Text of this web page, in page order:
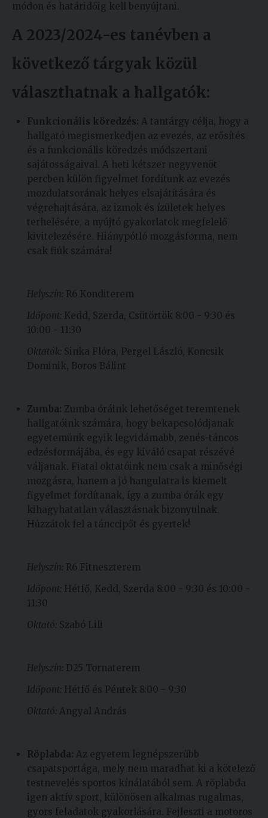
módon és határidőig kell benyújtani.
A 2023/2024-es tanévben a
következő tárgyak közül
választhatnak a hallgatók:
Funkcionális köredzés: A tantárgy célja, hogy a
hallgató megismerkedjen az evezés, az erősítés
és a funkcionális köredzés módszertani
sajátosságaival. A heti kétszer negyvenöt
percben külön figyelmet fordítunk az evezés
mozdulatsorának helyes elsajátítására és
végrehajtására, az izmok és ízületek helyes
terhelésére, a nyújtó gyakorlatok megfelelő
kivitelezésére. Hiánypótló mozgásforma, nem
csak fiúk számára!
Helyszín: R6 Konditerem
Időpont: Kedd, Szerda, Csütörtök 8:00 - 9:30 és
10:00 - 11:30
Oktatók: Sinka Flóra, Pergel László, Koncsik
Dominik, Boros Bálint
Zumba: Zumba óráink lehetőséget teremtenek
hallgatóink számára, hogy bekapcsolódjanak
egyetemünk egyik legvidámabb, zenés-táncos
edzésformájába, és egy kiváló csapat részévé
váljanak. Fiatal oktatóink nem csak a minőségi
mozgásra, hanem a jó hangulatra is kiemelt
figyelmet fordítanak, így a zumba órák egy
kihagyhatatlan választásnak bizonyulnak.
Húzzátok fel a tánccipőt és gyertek!
Helyszín: R6 Fitneszterem
Időpont: Hétfő, Kedd, Szerda 8:00 - 9:30 és 10:00 -
11:30
Oktató: Szabó Lili
Helyszín: D25 Tornaterem
Időpont: Hétfő és Péntek 8:00 - 9:30
Oktató: Angyal András
Röplabda: Az egyetem legnépszerűbb
csapatsportága, mely nem maradhat ki a kötelező
testnevelés sportos kínálatából sem. A röplabda
igen aktív sport, különösen alkalmas rugalmas,
gyors feladatok gyakorlására. Fejleszti a motoros